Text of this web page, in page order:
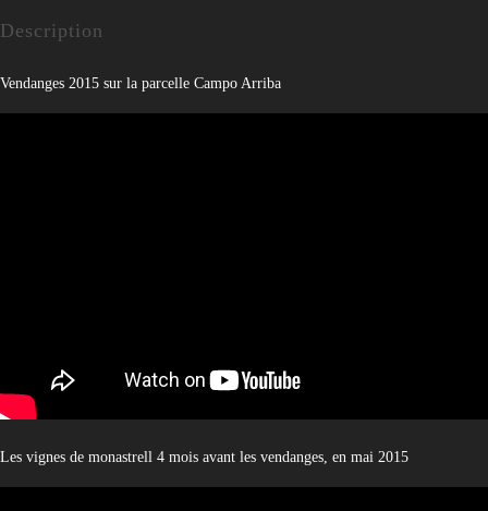
Description
Vendanges 2015 sur la parcelle Campo Arriba
Les vignes de monastrell 4 mois avant les vendanges, en mai 2015